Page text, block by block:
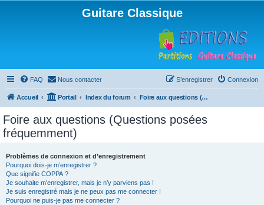
Guitare Classique
FAQ Nous contacter Connexion
S’enregistrer
Accueil Portail Index du forum Foire aux questions (Questions posées fréquemment)
Foire aux questions (Questions posées
fréquemment)
Problèmes de connexion et d’enregistrement
Pourquoi dois-je m’enregistrer ?
Que signifie COPPA ?
Je souhaite m’enregistrer, mais je n’y parviens pas !
Je suis enregistré mais je ne peux pas me connecter !
Pourquoi ne puis-je pas me connecter ?